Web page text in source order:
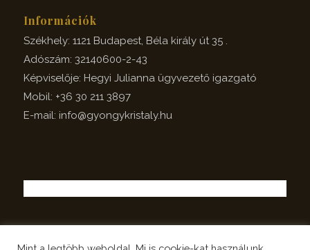
Információk
Székhely: 1121 Budapest, Béla király út 35 .
Adószám: 32140600-2-43
Képviselője: Hegyi Julianna ügyvezető igazgató
Mobil: +36 30 211 3897
E-mail: info@gyongykristaly.hu